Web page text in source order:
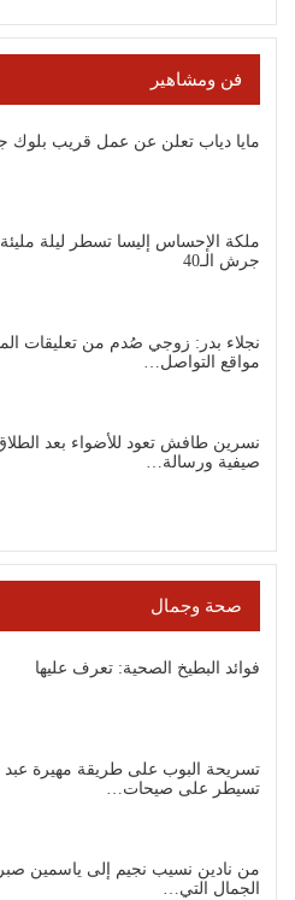
فن ومشاهير
مايا دياب تعلن عن عمل قريب بلوك
ملكة الإحساس إليسا تسطر ليلة
جرش الـ40
نجلاء بدر: زوجي صُدم من تعليقات
مواقع التواصل…
نسرين طافش تعود للأضواء بعد الطلاق
صيفية ورسالة…
صحة وجمال
فوائد البطيخ الصحية: تعرف عليها
تسريحة البوب على طريقة مهيرة عبد
تسيطر على صيحات…
من نادين نسيب نجيم إلى ياسمين
الجمال التي…